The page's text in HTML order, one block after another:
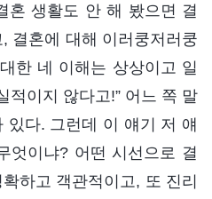
혼 생활도 안 해 봤으면 결
결혼에 대해 이러쿵저러쿵
한 네 이해는 상상이고 일
적이지 않다고!” 어느 쪽 말
있다. 그런데 이 얘기 저 얘
엇이냐? 어떤 시선으로 결
하고 객관적이고, 또 진리